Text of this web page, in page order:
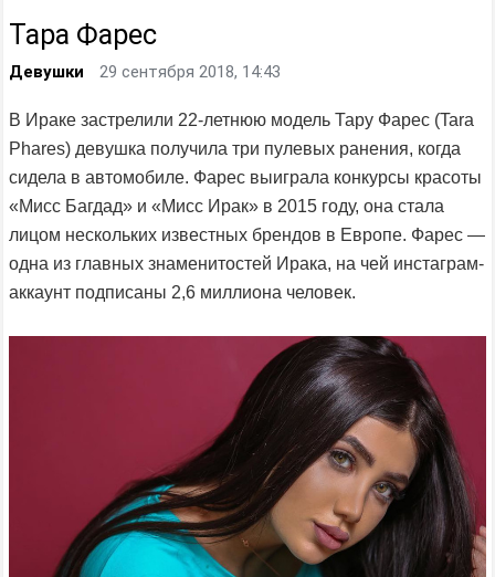
Тара Фарес
Девушки 29 сентября 2018, 14:43
В Ираке застрелили 22-летнюю модель Тару Фарес (Tara
Phares) девушка получила три пулевых ранения, когда
сидела в автомобиле. Фарес выиграла конкурсы красоты
«Мисс Багдад» и «Мисс Ирак» в 2015 году, она стала
лицом нескольких известных брендов в Европе. Фарес —
одна из главных знаменитостей Ирака, на чей инстаграм-
аккаунт подписаны 2,6 миллиона человек.